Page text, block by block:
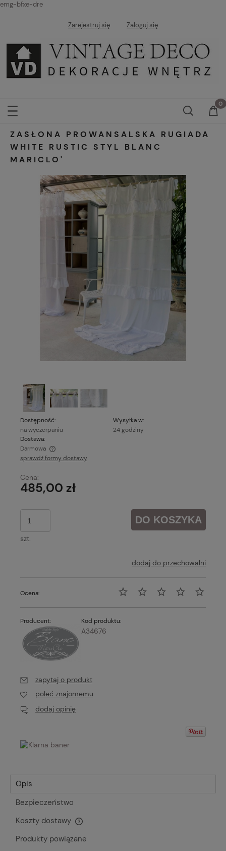
emg-bfxe-dre
Zarejestruj się Zaloguj się
ZASŁONA PROWANSALSKA RUGIADA
WHITE RUSTIC STYL BLANC
MARICLO'
Dostępność:
na wyczerpaniu
Wysyłka w:
24 godziny
Dostawa:
Darmowa
Cena nie zawiera ewentualnych kosztów płatności
sprawdź formy dostawy
Cena:
485,00 zł
szt.
DO KOSZYKA
dodaj do przechowalni
Ocena:
Producent: Kod produktu:
A34676
zapytaj o produkt
poleć znajomemu
dodaj opinię
Opis
Bezpieczeństwo
Koszty dostawy
Cena nie zawiera ewentualnych kosztów płatności
Produkty powiązane